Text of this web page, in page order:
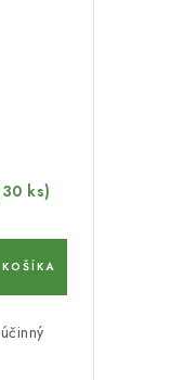
ks)